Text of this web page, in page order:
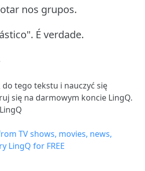
nos grupos.
É verdade.
do tego tekstu i nauczyć się
się na darmowym koncie LingQ.